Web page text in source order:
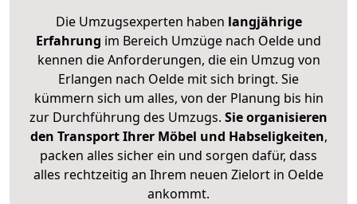
Die Umzugsexperten haben langjährige
Erfahrung im Bereich Umzüge nach Oelde und
kennen die Anforderungen, die ein Umzug von
Erlangen nach Oelde mit sich bringt. Sie
kümmern sich um alles, von der Planung bis hin
zur Durchführung des Umzugs. Sie organisieren
den Transport Ihrer Möbel und Habseligkeiten,
packen alles sicher ein und sorgen dafür, dass
alles rechtzeitig an Ihrem neuen Zielort in Oelde
ankommt.